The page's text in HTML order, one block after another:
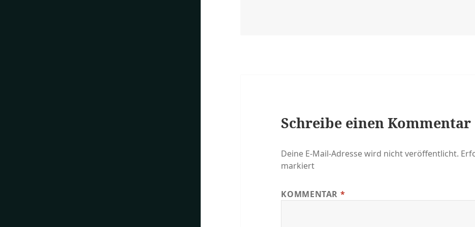
Schreibe einen Kommentar
Deine E-Mail-Adresse wird nicht veröffentlicht.
markiert
KOMMENTAR *